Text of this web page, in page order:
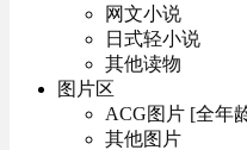
网文小说
日式轻小说
其他读物
图片区
ACG图片 [全年
其他图片